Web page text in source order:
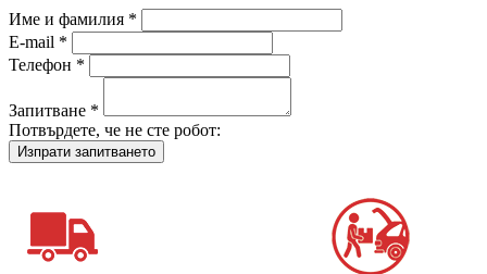
Име и фамилия *
E-mail *
Телефон *
Запитване *
Потвърдете, че не сте робот: